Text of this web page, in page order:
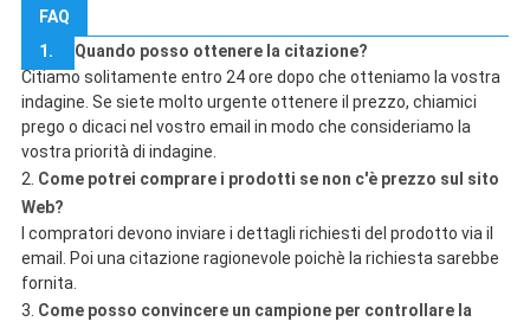
FAQ
1.
Quando posso ottenere la citazione?
Citiamo solitamente entro 24 ore dopo che otteniamo la vostra
indagine. Se siete molto urgente ottenere il prezzo, chiamici
prego o dicaci nel vostro email in modo che consideriamo la
vostra priorità di indagine.
2. Come potrei comprare i prodotti se non c'è prezzo sul sito
Web?
I compratori devono inviare i dettagli richiesti del prodotto via il
email. Poi una citazione ragionevole poichè la richiesta sarebbe
fornita.
3. Come posso convincere un campione per controllare la